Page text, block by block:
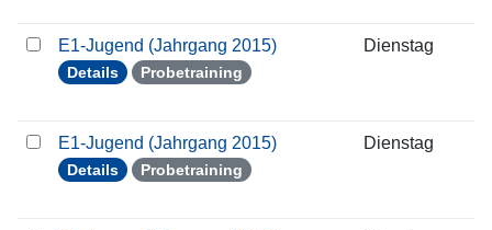
E1-Jugend (Jahrgang 2015)
Details Probetraining
Dienstag
E1-Jugend (Jahrgang 2015)
Details Probetraining
Dienstag